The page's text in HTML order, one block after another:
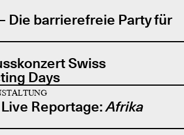
Die barrierefreie Party für
Swiss
Days
Reportage:Afrika